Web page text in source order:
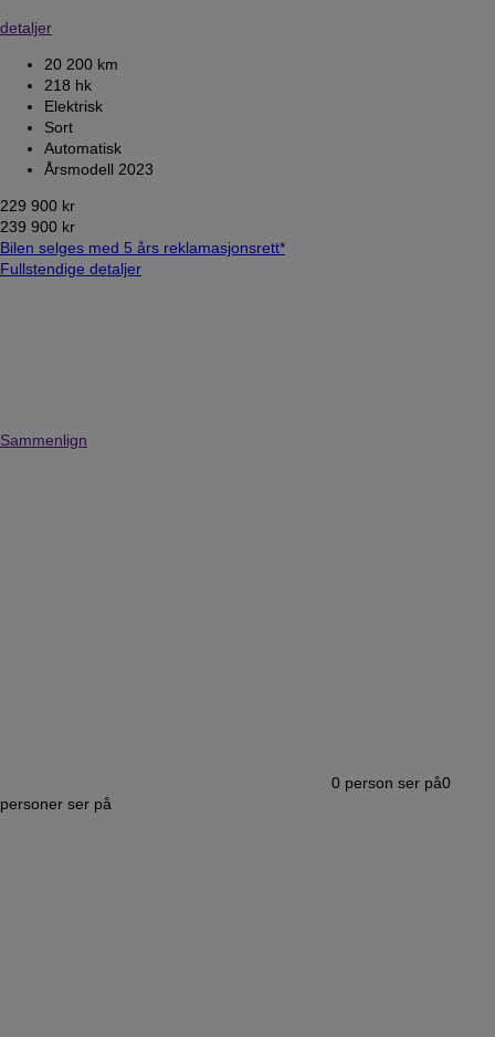
detaljer
20 200 km
218 hk
Elektrisk
Sort
Automatisk
Årsmodell 2023
229 900 kr
239 900 kr
Bilen selges med 5 års reklamasjonsrett*
Fullstendige detaljer
Sammenlign
0 person ser på0
personer ser på